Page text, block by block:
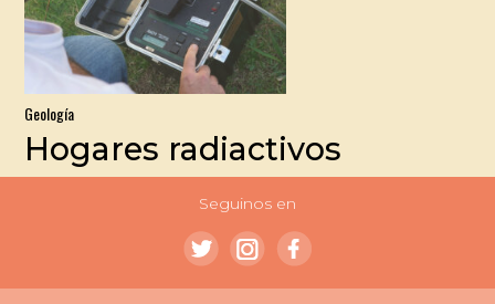
Geología
Hogares radiactivos
Seguinos en